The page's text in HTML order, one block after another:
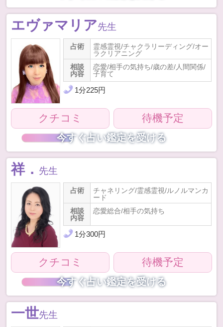
エヴァマリア先生
占術
霊感霊視/チャクラリーディング/オー
ラクリアニング
相談
内容
恋愛/相手の気持ち/歳の差/人間関係/
子育て
1分225円
クチコミ 待機予定
今すぐ占い鑑定を受ける
祥． 先生
占術
チャネリング/霊感霊視/ルノルマンカ
ード
相談
内容
恋愛総合/相手の気持ち
1分300円
クチコミ 待機予定
今すぐ占い鑑定を受ける
一世先生